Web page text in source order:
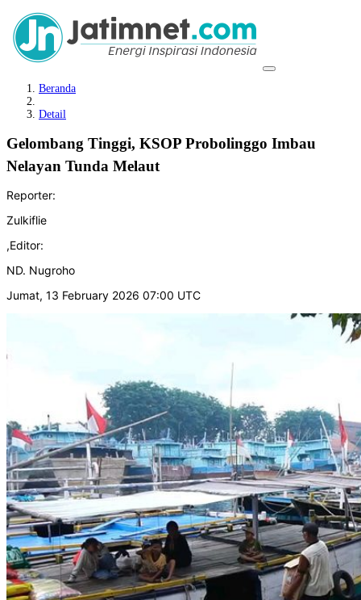
Beranda
Detail
Gelombang Tinggi, KSOP Probolinggo Imbau
Nelayan Tunda Melaut
Reporter:
Zulkiflie
,Editor:
ND. Nugroho
Jumat, 13 February 2026 07:00 UTC